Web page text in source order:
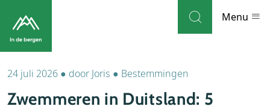
Menu
Bestemmingen
24 juli 2026 ● door Joris ● Bestemmingen
Zwemmeren in Duitsland: 5